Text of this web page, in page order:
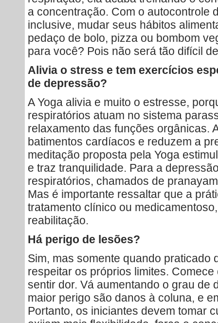
a concentração. Com o autocontrole
inclusive, mudar seus hábitos
pedaço de bolo, pizza ou bombom
para você? Pois não será tão difícil
Alivia o stress e tem exercícios
de depressão?
A Yoga alivia e muito o estresse,
respiratórios atuam no sistema
relaxamento das funções orgânicas.
batimentos cardíacos e reduzem a
meditação proposta pela Yoga
e traz tranquilidade. Para a
respiratórios, chamados de
Mas é importante ressaltar que a
tratamento clínico ou
reabilitação.
Há perigo de lesões?
Sim, mas somente quando praticado
respeitar os próprios limites.
sentir dor. Vá aumentando o grau de
maior perigo são danos à coluna, e
Portanto, os iniciantes devem tomar